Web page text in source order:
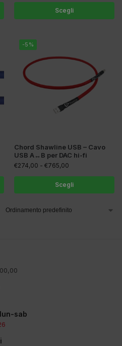
Scegli
-5%
Chord Shawline USB – Cavo
USB A↔B per DAC hi-fi
€274,00 - €765,00
Scegli
sab